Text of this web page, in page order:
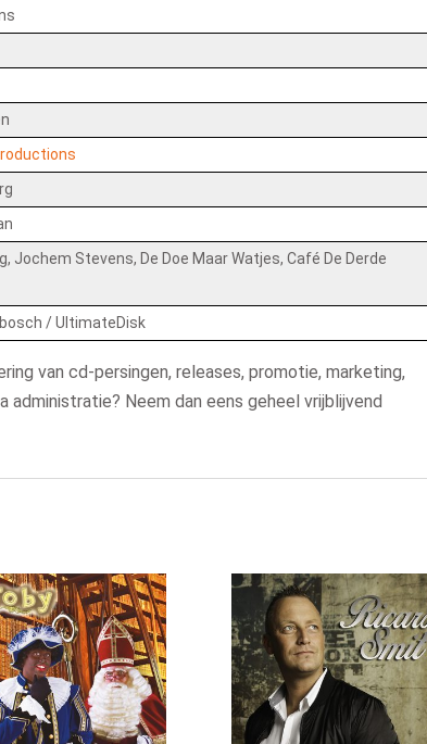
Jochem Stevens, De Doe Maar Watjes, Café De Derde
/ UltimateDisk
van cd-persingen, releases, promotie, marketing,
Neem dan eens geheel vrijblijvend